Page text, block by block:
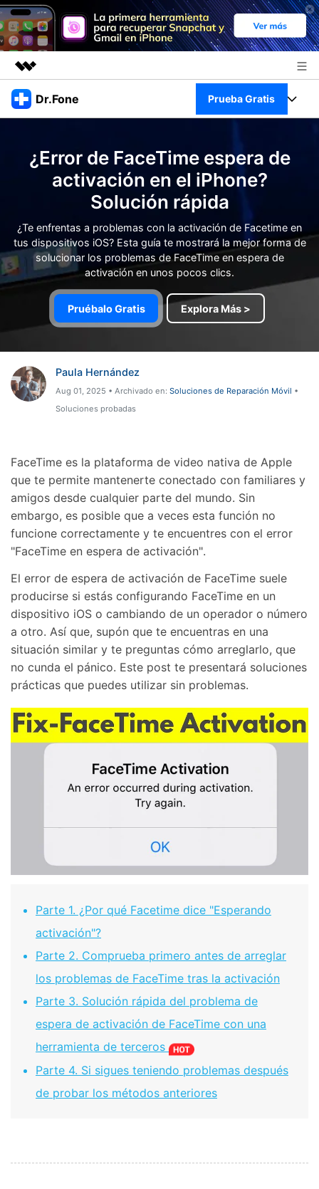
Productos destacados
Resumen
Soluciones
Quiénes somos
Tienda
Dr.Fone Prueba Gratis
Ver Kit Completo >
Productos
Para Celular
Herramientas Online
Descubre lo mejor de Dr.Fone
Guías
Blog
Transferencia de Datos
Gestor de Datos
Reparación de Móviles
Protección del Móvil
Desbloqueo FRP en Android 16
Iniciar sesión
¿Error de FaceTime espera de
activación en el iPhone?
Solución rápida
¿Te enfrentas a problemas con la activación de Facetime en
tus dispositivos iOS? Esta guía te mostrará la mejor forma de
solucionar los problemas de FaceTime en espera de
activación en unos pocos clics.
Pruébalo Gratis Explora Más >
Paula Hernández
Aug 01, 2025 • Archivado en: Soluciones de Reparación Móvil •
Soluciones probadas
FaceTime es la plataforma de video nativa de Apple
que te permite mantenerte conectado con familiares y
amigos desde cualquier parte del mundo.󠀲󠀩󠀠󠀥󠀦󠀨󠀤󠀨󠀳󠀰 Sin
embargo, es posible que a veces esta función no
funcione correctamente y te encuentres con el error
"FaceTime en espera de activación"󠀲󠀩󠀠󠀥󠀦󠀨󠀤󠀩󠀳.
󠀰El error de espera de activación de FaceTime suele
producirse si estás configurando FaceTime en un
dispositivo iOS o cambiando de un operador o número
a otro.󠀲󠀩󠀠󠀥󠀦󠀨󠀥󠀠󠀳󠀰 Así que, supón que te encuentras en una
situación similar y te preguntas cómo arreglarlo, que
no cunda el pánico.󠀲󠀩󠀠󠀥󠀦󠀨󠀥󠀡󠀳󠀰 Este post te presentará soluciones
prácticas que puedes utilizar sin problemas.󠀲󠀩󠀠󠀥󠀦󠀨󠀥󠀢󠀳
Parte 1. ¿Por qué Facetime dice "Esperando
activación"?󠀲󠀩󠀠󠀥󠀦󠀨󠀥󠀥󠀳
Parte 2. Comprueba primero antes de arreglar
los problemas de FaceTime tras la activación󠀲󠀩󠀠󠀥󠀦󠀨󠀥󠀧󠀳
Parte 3. Solución rápida del problema de
espera de activación de FaceTime con una
herramienta de terceros
Parte 4. Si sigues teniendo problemas después
de probar los métodos anteriores